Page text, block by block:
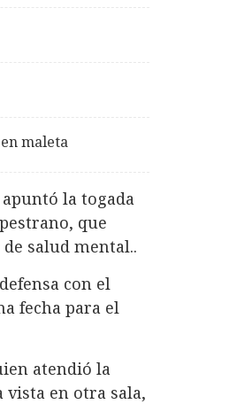
maleta
la togada
que
salud mental..
con el
fecha para el
atendió la
vista en otra sala,